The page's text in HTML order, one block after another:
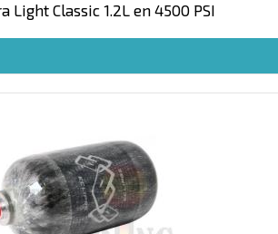
Light Classic 1.2L en 4500 PSI